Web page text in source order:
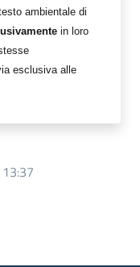
ambientale di
in loro
esclusiva alle